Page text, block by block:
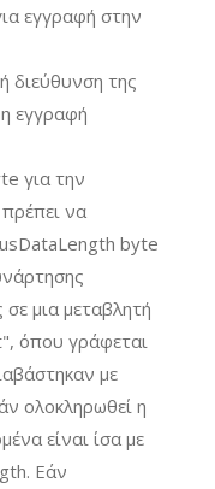
εγγραφή στην
διεύθυνση της
εγγραφή
για την
να
byte
μια μεταβλητή
όπου γράφεται
με
ολοκληρωθεί η
είναι ίσα με
Εάν